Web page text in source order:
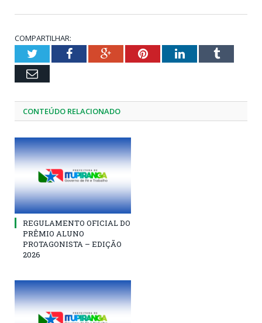
COMPARTILHAR:
TwitterFacebookGoogle+PinterestLinkedInTumblr
Email
CONTEÚDO RELACIONADO
REGULAMENTO OFICIAL DO
PRÊMIO ALUNO
PROTAGONISTA – EDIÇÃO
2026